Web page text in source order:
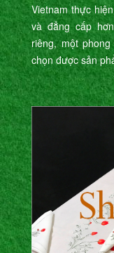
Vietnam thực
và đẳng cấp
riêng, một
chọn được sản